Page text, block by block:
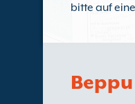
bitte auf